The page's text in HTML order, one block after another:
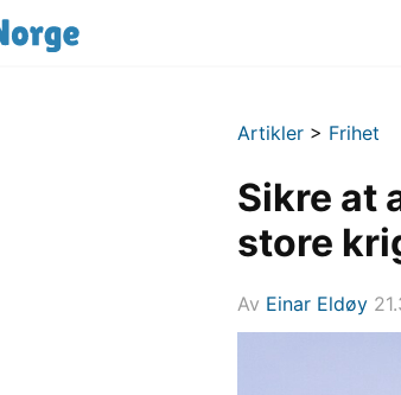
Artikler > Frihet
Sikre at
store
Av Einar Eldøy